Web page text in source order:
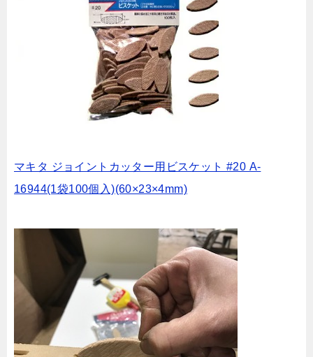
マキタ ジョイントカッター用ビスケット #20 A-
16944(1袋100個入)(60×23×4mm)